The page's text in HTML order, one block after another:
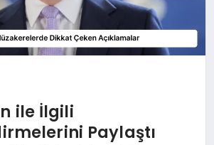
ile İlgili
Paylaştı